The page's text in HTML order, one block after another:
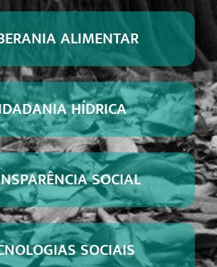
ALIMENTAR
HÍDRICA
SOCIAL
SOCIAIS